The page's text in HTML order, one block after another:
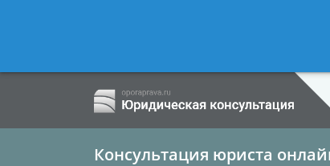
- Семейный
Консультация юриста